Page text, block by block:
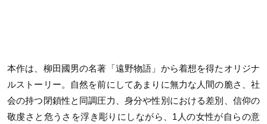
本作は、柳田國男の名著「遠野物語」から着想を得たオリジナ
ルストーリー。自然を前にしてあまりに無力な人間の脆さ、社
会の持つ閉鎖性と同調圧力、身分や性別における差別、信仰の
敬虔さと危うさを浮き彫りにしながら、1人の女性が自らの意